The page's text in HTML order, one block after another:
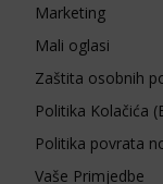
Marketing
Mali oglasi
Zaštita osobnih
Politika Kolačića
Politika povrata
Vaše Primjedbe